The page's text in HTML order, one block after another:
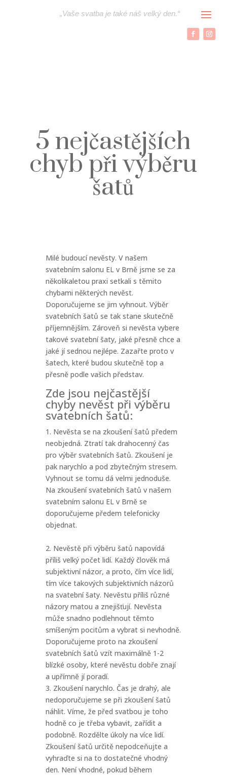
„Vaše svatba je také náš velký den.“
5 nejčastějších
chyb při výběru
šatů
Milé budoucí nevěsty. V našem
svatebním salonu EL v Brně jsme se za
několikaletou praxi setkali s těmito
chybami některých nevěst.
Doporučujeme se jim vyhnout. Výběr
svatebních šatů se tak stane skutečně
příjemnějším. Zároveň si nevěsta vybere
takové svatební šaty, jaké přesně chce a
jaké jí sednou nejlépe. Zazařte proto v
šatech, které budou skutečně top a
přesně podle vašich představ.
Zde jsou nejčastější
chyby nevěst při výběru
svatebních šatů:
1. Nevěsta se na zkoušení šatů předem
neobjedná. Ztratí tak drahocenný čas
pro výběr svatebních šatů. Zkoušení je
pak narychlo a pod zbytečným stresem.
Vyhnout se tomu dá velmi jednoduše.
Na zkoušení svatebních šatů v našem
svatebním salonu EL v Brně se
doporučujeme předem telefonicky
objednat.
2. Nevěstě při výběru šatů napovídá
příliš velký počet lidí. Každý člověk má
subjektivní názor, a proto, čím více lidí,
tím více takových subjektivních názorů
na svatební šaty. Nevěstu příliš různé
názory matou a znejišťují. Nevěsta
může snadno podlehnout těmto
smíšeným pocitům a vybrat si nevhodně.
Doporučujeme proto na zkoušení
svatebních šatů vzít maximálně 1-2
blízké osoby, které nevěstu dobře znají
a upřímně jí poradí.
3. Zkoušení narychlo. Čas je drahý, ale
nedoporučujeme se při zkoušení šatů
náhlit. Víme, že před svatbou je toho
hodně co je třeba vybavit, zařídit a
podobně. Rozdělte úkoly na více lidí.
Zkoušení šatů určitě nepodceňujte a
vyhraďte si na to dostatečné vhodný
den. Není vhodné, pokud během